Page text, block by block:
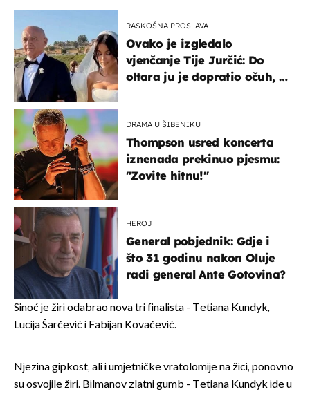
RASKOŠNA PROSLAVA
Ovako je izgledalo
vjenčanje Tije Jurčić: Do
oltara ju je dopratio očuh, a
DRAMA U ŠIBENIKU
Thompson usred koncerta
iznenada prekinuo pjesmu:
"Zovite hitnu!"
HEROJ
General pobjednik: Gdje i
što 31 godinu nakon Oluje
radi general Ante Gotovina?
Sinoć je žiri odabrao nova tri finalista - Tetiana Kundyk,
Lucija Šarčević i Fabijan Kovačević.
Njezina gipkost, ali i umjetničke vratolomije na žici, ponovno
su osvojile žiri. Bilmanov zlatni gumb - Tetiana Kundyk ide u